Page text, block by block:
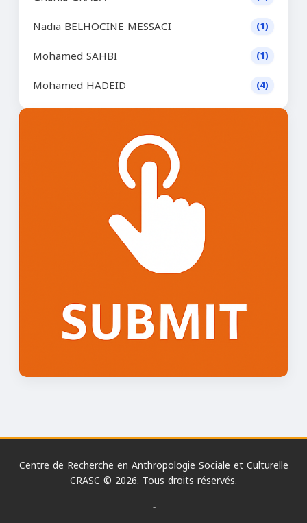
Nadia BELHOCINE MESSACI (1)
Mohamed SAHBI (1)
Mohamed HADEID (4)
Centre de Recherche en Anthropologie Sociale et Culturelle
CRASC © 2026. Tous droits réservés.
-